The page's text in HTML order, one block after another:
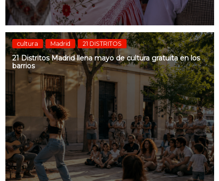
cultura Madrid 21 DISTRITOS
21 Distritos Madrid llena mayo de cultura gratuita en los
barrios